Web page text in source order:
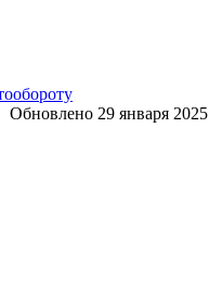
Обновлено 29 января 2025